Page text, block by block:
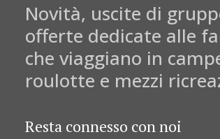
Novità, uscite di
offerte dedicate alle
che viaggiano in
roulotte e mezzi
Resta connesso con noi